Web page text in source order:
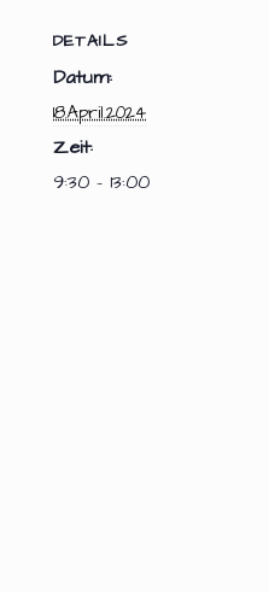
DETAILS
Datum:
18.April.2024
Zeit:
9:30 - 13:00